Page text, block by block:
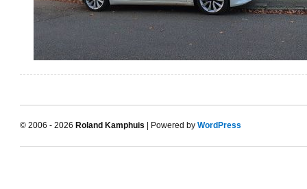
© 2006 - 2026 Roland Kamphuis | Powered by WordPress